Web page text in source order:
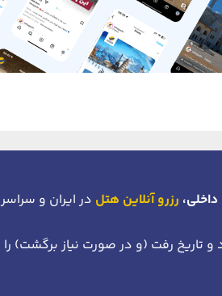
داخلی، رزرو آنلاین هتل در ایران و سراسر
و تاریخ رفت (و در صورت نیاز برگشت) را